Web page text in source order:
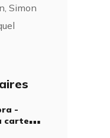
Simon
-
carte
-